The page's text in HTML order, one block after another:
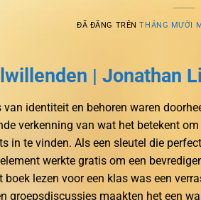
ĐÃ ĐĂNG TRÊNTHÁNG MƯỜI
| Jonathan
van identiteit en behoren waren
verkenning van wat het betekent
in te vinden. Als een sleutel die
werkte gratis om een
boek lezen voor een klas was een
groepsdiscussies maakten het een